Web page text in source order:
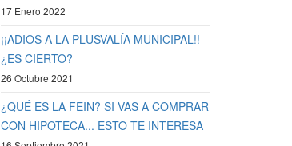
17 Enero 2022
¡¡ADIOS A LA PLUSVALÍA MUNICIPAL!!
¿ES CIERTO?
26 Octubre 2021
¿QUÉ ES LA FEIN? SI VAS A COMPRAR
CON HIPOTECA... ESTO TE INTERESA